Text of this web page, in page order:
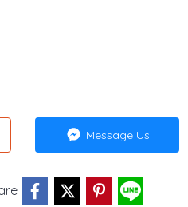
Message Us